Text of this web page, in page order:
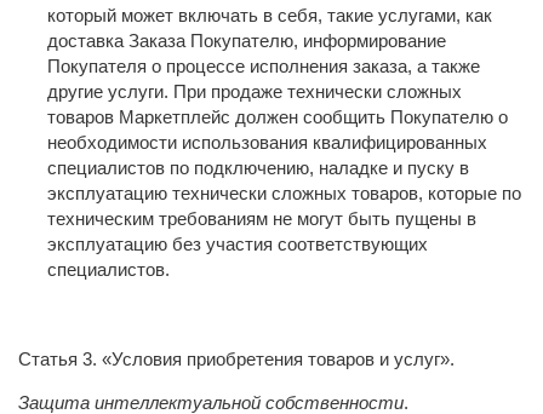
который может включать в себя, такие услугами, как
доставка Заказа Покупателю, информирование
Покупателя о процессе исполнения заказа, а также
другие услуги. При продаже технически сложных
товаров Маркетплейс должен сообщить Покупателю о
необходимости использования квалифицированных
специалистов по подключению, наладке и пуску в
эксплуатацию технически сложных товаров, которые по
техническим требованиям не могут быть пущены в
эксплуатацию без участия соответствующих
специалистов.
Статья 3. «Условия приобретения товаров и услуг».
Защита интеллектуальной собственности.